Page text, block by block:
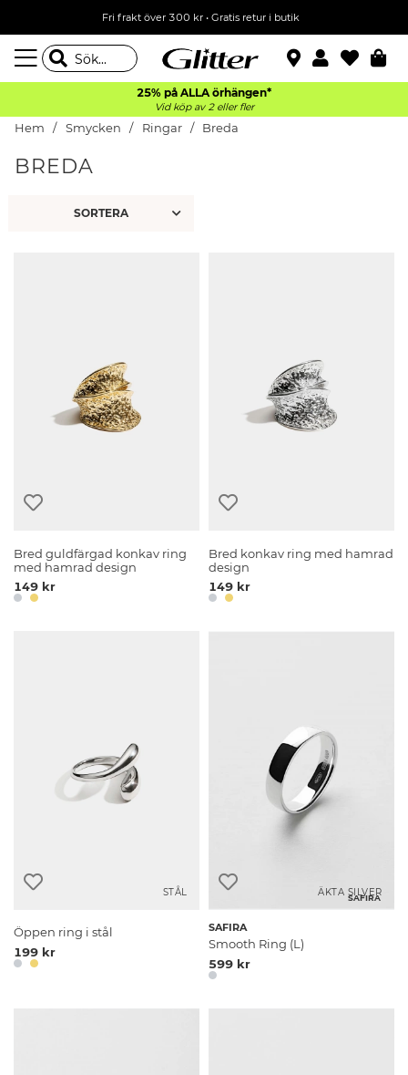
Fri frakt över 300 kr• Gratis retur i butik
25% på ALLA örhängen*
Vid köp av 2 eller fler
Hem Smycken Ringar Breda
BREDA
Bred guldfärgad konkav ring
med hamrad design
149 kr
Bred konkav ring med hamrad
design
149 kr
STÅL
Öppen ring i stål
199 kr
SAFIRA
ÄKTA SILVER
SAFIRA
Smooth Ring (L)
599 kr